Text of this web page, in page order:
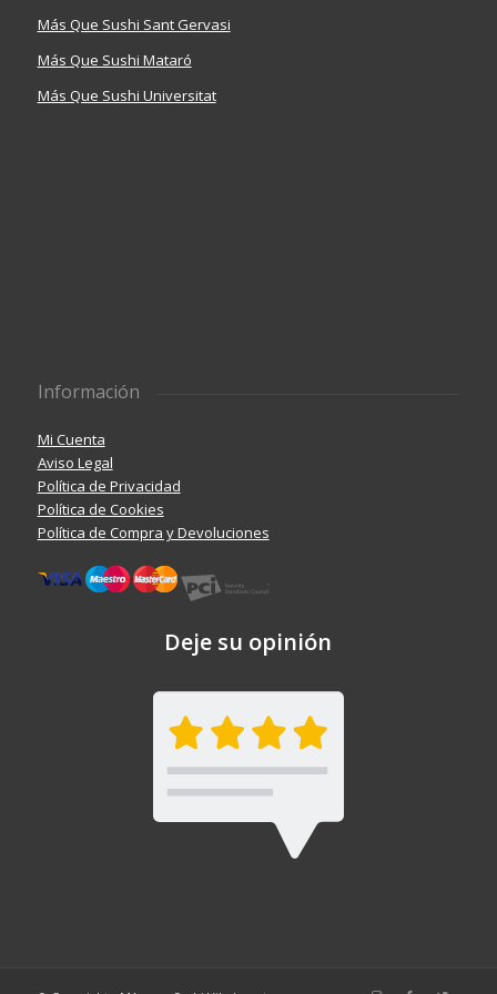
Más Que Sushi Sant Gervasi
Más Que Sushi Mataró
Más Que Sushi Universitat
Información
Mi Cuenta
Aviso Legal
Política de Privacidad
Política de Cookies
Política de Compra y Devoluciones
Deje su opinión